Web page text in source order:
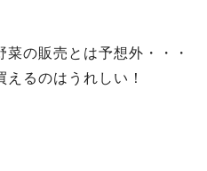
の販売とは予想外・・・
るのはうれしい！